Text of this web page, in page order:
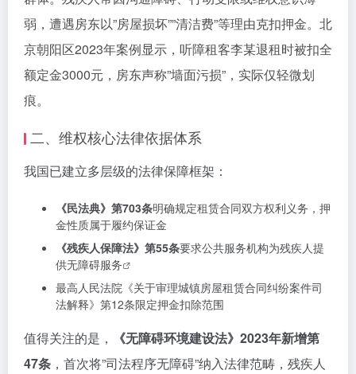
弱，遭遇房东以”房屋损坏””清洁费”等理由克扣押金。北
京朝阳区2023年案例显示，听障租客李某退租时被扣全
额定金3000元，房东声称”墙面污损”，实际仅轻微划
痕。
二、维权核心法律依据体系
我国已建立多层级的法律保障框架：
《民法典》第703条明确规定租赁合同双方权利义务，押
金性质属于履约保证金
《残疾人保障法》第55条要求公共服务机构为残疾人提
供无障碍服务
最高人民法院《关于审理城镇房屋租赁合同纠纷案件司
法解释》第12条限定押金扣除范围
值得关注的是，
《无障碍环境建设法》2023年新增第
47条 ，首次将”司法程序无障碍”纳入法律范畴，残疾人